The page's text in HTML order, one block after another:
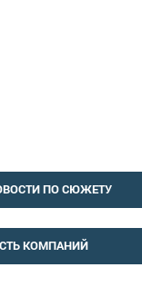
ПО СЮЖЕТУ
КОМПАНИЙ